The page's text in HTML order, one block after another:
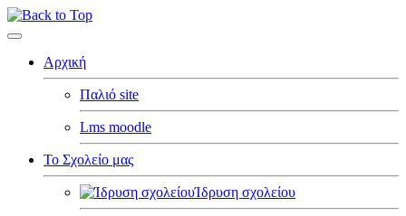
Αρχική
Παλιό site
Lms moodle
Το Σχολείο μας
Ίδρυση σχολείου